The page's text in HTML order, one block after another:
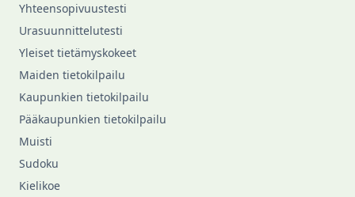
Yhteensopivuustesti
Urasuunnittelutesti
Yleiset tietämyskokeet
Maiden tietokilpailu
Kaupunkien tietokilpailu
Pääkaupunkien tietokilpailu
Muisti
Sudoku
Kielikoe